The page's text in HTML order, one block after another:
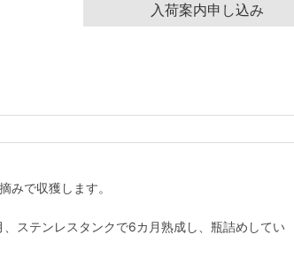
入荷案内申し込み
で収獲します。
ステンレスタンクで6カ月熟成し、瓶詰めしてい